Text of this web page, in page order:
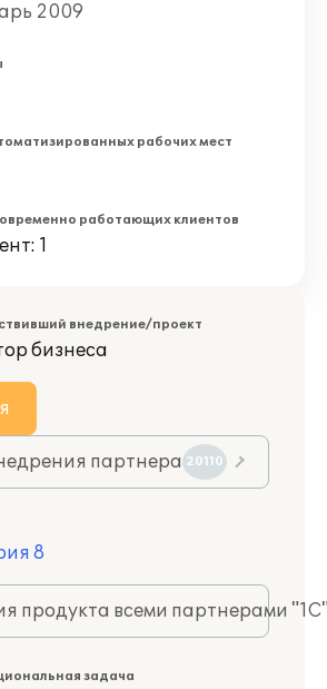
2009
рабочих мест
работающих клиентов
1
внедрение/проект
бизнеса
партнера 20110
8
продукта всеми партнерами
задача